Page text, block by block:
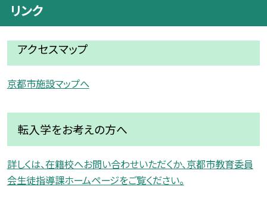
リンク
アクセスマップ
京都市施設マップへ
転入学をお考えの方へ
詳しくは、在籍校へお問い合わせいただくか、京都市教育委員
会生徒指導課ホームページをご覧ください。